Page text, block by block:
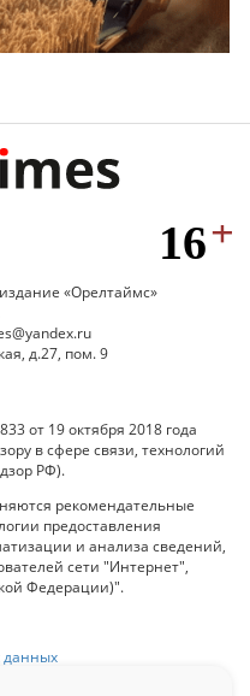
«Орелтаймс»
д.27, пом. 9
от 19 октября 2018 года
в сфере связи, технологий
РФ).
рекомендательные
предоставления
и анализа сведений,
сети "Интернет",
Федерации)".
данных